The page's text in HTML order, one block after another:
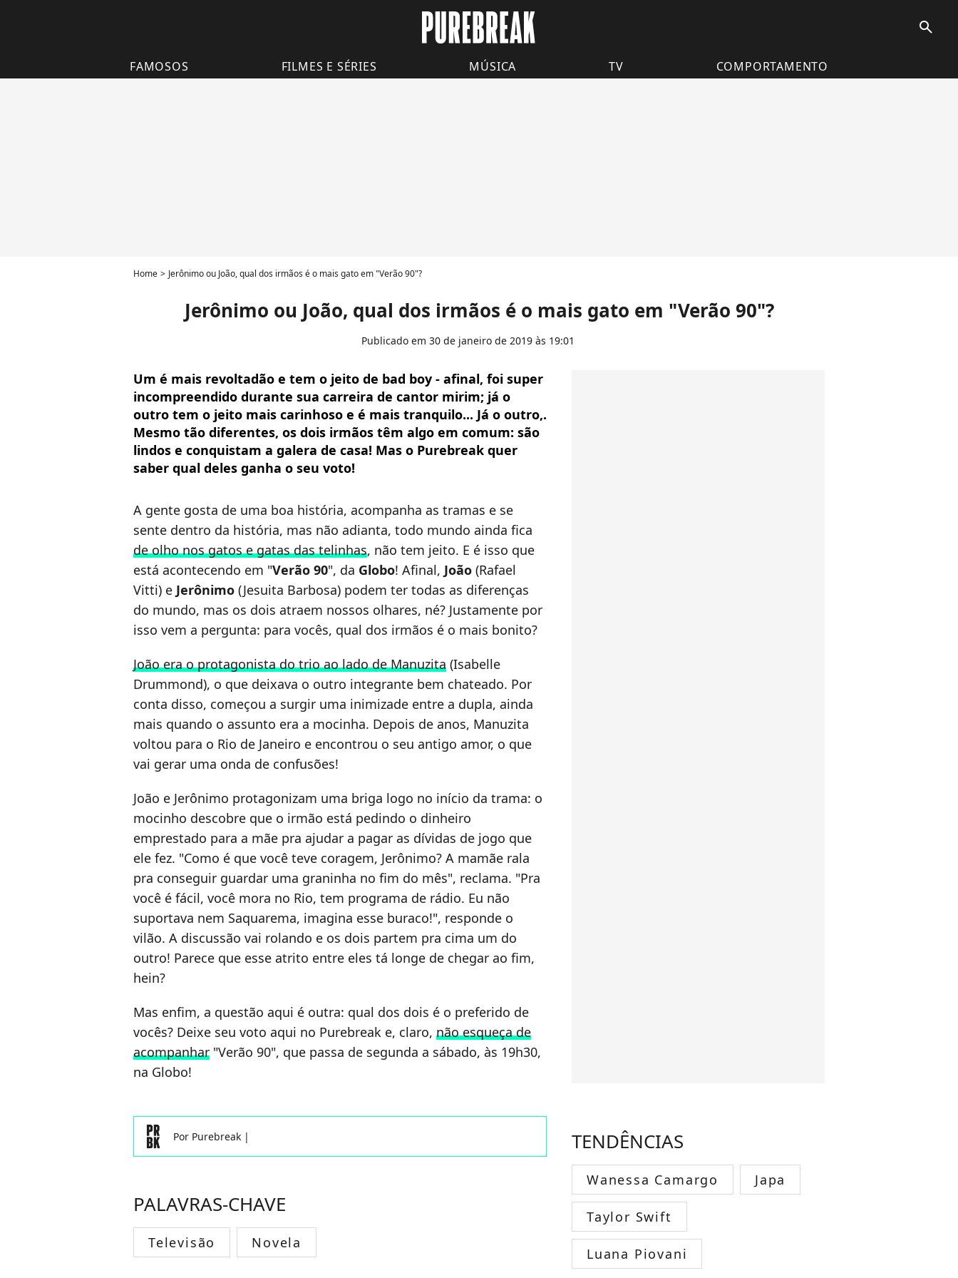
search
FAMOSOS FILMES E SÉRIES MÚSICA TV COMPORTAMENTO
Home Jerônimo ou João, qual dos irmãos é o mais gato em "Verão 90"?
Jerônimo ou João, qual dos irmãos é o mais gato em "Verão 90"?
Publicado em 30 de janeiro de 2019 às 19:01
Um é mais revoltadão e tem o jeito de bad boy - afinal, foi super
incompreendido durante sua carreira de cantor mirim; já o
outro tem o jeito mais carinhoso e é mais tranquilo... Já o outro,.
Mesmo tão diferentes, os dois irmãos têm algo em comum: são
lindos e conquistam a galera de casa! Mas o Purebreak quer
saber qual deles ganha o seu voto!
A gente gosta de uma boa história, acompanha as tramas e se
sente dentro da história, mas não adianta, todo mundo ainda fica
de olho nos gatos e gatas das telinhas, não tem jeito. E é isso que
está acontecendo em "Verão 90", da Globo! Afinal, João (Rafael
Vitti) e Jerônimo (Jesuita Barbosa) podem ter todas as diferenças
do mundo, mas os dois atraem nossos olhares, né? Justamente por
isso vem a pergunta: para vocês, qual dos irmãos é o mais bonito?
João era o protagonista do trio ao lado de Manuzita (Isabelle
Drummond), o que deixava o outro integrante bem chateado. Por
conta disso, começou a surgir uma inimizade entre a dupla, ainda
mais quando o assunto era a mocinha. Depois de anos, Manuzita
voltou para o Rio de Janeiro e encontrou o seu antigo amor, o que
vai gerar uma onda de confusões!
João e Jerônimo protagonizam uma briga logo no início da trama: o
mocinho descobre que o irmão está pedindo o dinheiro
emprestado para a mãe pra ajudar a pagar as dívidas de jogo que
ele fez. "Como é que você teve coragem, Jerônimo? A mamãe rala
pra conseguir guardar uma graninha no fim do mês", reclama. "Pra
você é fácil, você mora no Rio, tem programa de rádio. Eu não
suportava nem Saquarema, imagina esse buraco!", responde o
vilão. A discussão vai rolando e os dois partem pra cima um do
outro! Parece que esse atrito entre eles tá longe de chegar ao fim,
hein?
Mas enfim, a questão aqui é outra: qual dos dois é o preferido de
vocês? Deixe seu voto aqui no Purebreak e, claro, não esqueça de
acompanhar "Verão 90", que passa de segunda a sábado, às 19h30,
na Globo!
Por Purebreak |
PALAVRAS-CHAVE
Televisão Novela
TENDÊNCIAS
Wanessa Camargo Japa
Taylor Swift
Luana Piovani